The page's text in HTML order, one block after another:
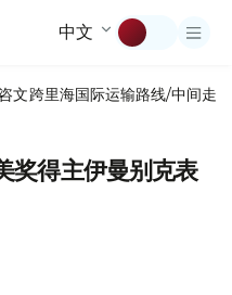
中文
文跨里海国际运输路线/中间走廊
奖得主伊曼别克表